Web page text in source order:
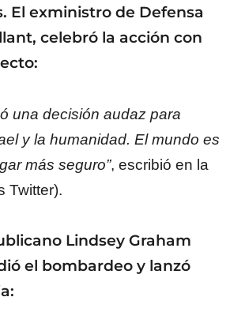
El exministro de Defensa
celebró la acción con
una decisión audaz para
y la humanidad. El mundo es
más seguro”, escribió en la
Twitter).
Lindsey Graham
el bombardeo y lanzó